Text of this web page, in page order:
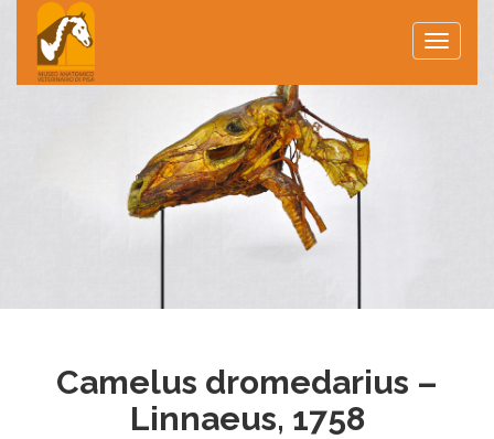
Toggle
Camelus dromedarius –
Linnaeus, 1758